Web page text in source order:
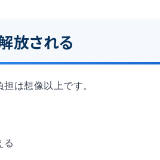
放される
は想像以上です。
る